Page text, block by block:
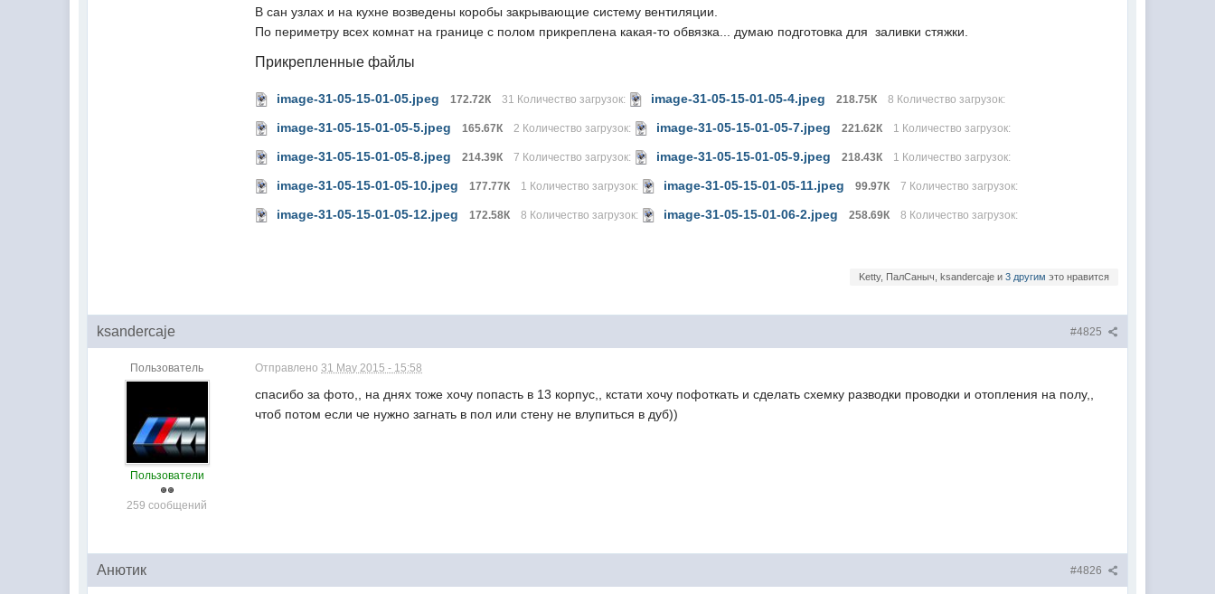
В сан узлах и на кухне возведены коробы закрывающие систему вентиляции.
По периметру всех комнат на границе с полом прикреплена какая-то обвязка... думаю подготовка для заливки стяжки.
Прикрепленные файлы
image-31-05-15-01-05.jpeg 172.72К 31 Количество загрузок: image-31-05-15-01-05-4.jpeg 218.75К 8 Количество загрузок:
image-31-05-15-01-05-5.jpeg 165.67К 2 Количество загрузок: image-31-05-15-01-05-7.jpeg 221.62К 1 Количество загрузок:
image-31-05-15-01-05-8.jpeg 214.39К 7 Количество загрузок: image-31-05-15-01-05-9.jpeg 218.43К 1 Количество загрузок:
image-31-05-15-01-05-10.jpeg 177.77К 1 Количество загрузок: image-31-05-15-01-05-11.jpeg 99.97К 7 Количество загрузок:
image-31-05-15-01-05-12.jpeg 172.58К 8 Количество загрузок: image-31-05-15-01-06-2.jpeg 258.69К 8 Количество загрузок:
Ketty, ПалСаныч, ksandercaje и 3 другим это нравится
#4825
ksandercaje
Пользователь
Пользователи
259 сообщений
Отправлено31 May 2015 - 15:58
спасибо за фото,, на днях тоже хочу попасть в 13 корпус,, кстати хочу пофоткать и сделать схемку разводки проводки и отопления на полу,,
чтоб потом если че нужно загнать в пол или стену не влупиться в дуб))
#4826
Анютик